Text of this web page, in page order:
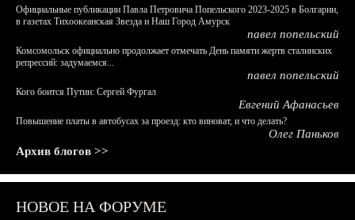
Официальные публикации Павла Петровича Попельского 2023-2025 в Болгарии,
в газетах Тихоокеанская Звезда и Наш Город Амурск
павел попельский
Комсомольск официально продолжает отмечать День памяти жертв сталинских
репрессий: задумаемся...
павел попельский
Кого боится Путин: Сергей Фургал
Евгений Афанасьев
Повышение платы в автобусах за проезд: кто виноват, и что делать?
Олег Паньков
Архив блогов >>
НОВОЕ НА ФОРУМЕ